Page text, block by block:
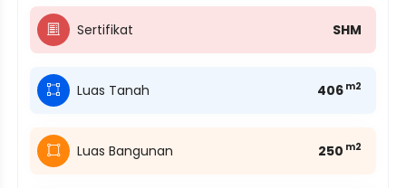
Sertifikat SHM
Luas Tanah 406 m2
Luas Bangunan 250 m2